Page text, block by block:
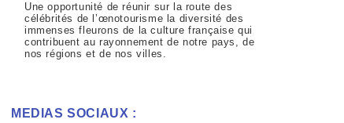
Une opportunité de réunir sur la route des
célébrités de l’œnotourisme la diversité des
immenses fleurons de la culture française qui
contribuent au rayonnement de notre pays, de
nos régions et de nos villes.
MEDIAS SOCIAUX :